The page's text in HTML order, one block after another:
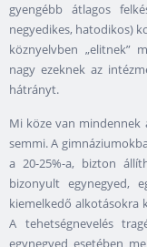
gyengébb átlagos
negyedikes, hatodikos)
köznyelvben „elitnek”
nagy ezeknek az
hátrányt.
Mi köze van mindennek
semmi. A
a 20-25%-a, bizton
bizonyult egynegyed,
kiemelkedő alkotásokra
A tehetségnevelés